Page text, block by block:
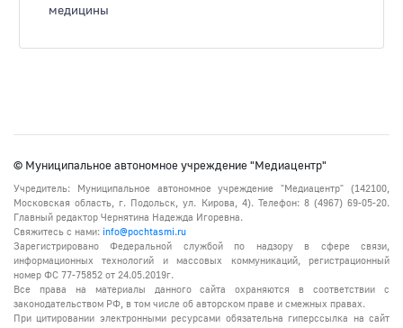
медицины
© Муниципальное автономное учреждение "Медиацентр"
Учредитель: Муниципальное автономное учреждение "Медиацентр" (142100,
Московская область, г. Подольск, ул. Кирова, 4). Телефон: 8 (4967) 69-05-20.
Главный редактор Чернятина Надежда Игоревна.
Свяжитесь с нами: info@pochtasmi.ru
Зарегистрировано Федеральной службой по надзору в сфере связи,
информационных технологий и массовых коммуникаций, регистрационный
номер ФС 77-75852 от 24.05.2019г.
Все права на материалы данного сайта охраняются в соответствии с
законодательством РФ, в том числе об авторском праве и смежных правах.
При цитировании электронными ресурсами обязательна гиперссылка на сайт